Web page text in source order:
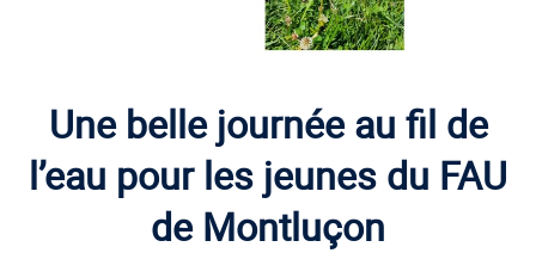
Une belle journée au fil de
l’eau pour les jeunes du FAU
de Montluçon